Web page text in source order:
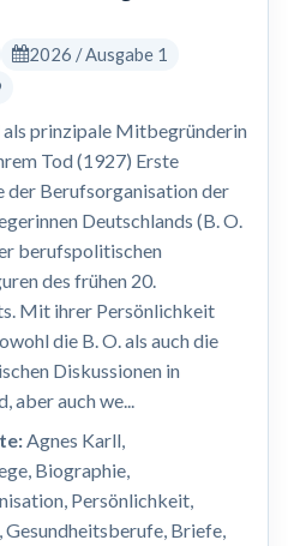
2026 / Ausgabe 1
als prinzipale Mitbegründerin
Tod (1927) Erste
der Berufsorganisation der
Deutschlands (B. O.
berufspolitischen
des frühen 20.
Mit ihrer Persönlichkeit
die B. O. als auch die
Diskussionen in
aber auch we...
Agnes Karll,
Biographie,
Persönlichkeit,
Gesundheitsberufe, Briefe,